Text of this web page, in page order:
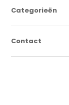
Categorieën
Contact